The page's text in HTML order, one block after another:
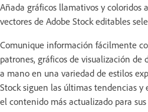
Añada gráficos llamativos y coloridos
vectores de Adobe Stock editables
Comunique información fácilmente
patrones, gráficos de visualización de
a mano en una variedad de estilos
Stock siguen las últimas tendencias y
el contenido más actualizado para sus